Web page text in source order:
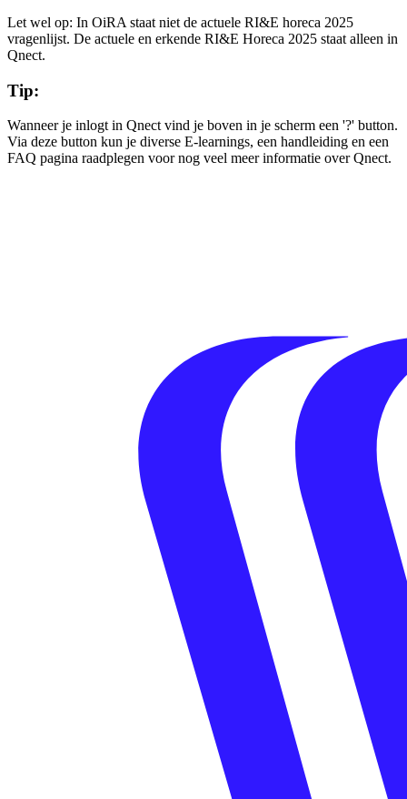
Let wel op: In OiRA staat niet de actuele RI&E horeca 2025
vragenlijst. De actuele en erkende RI&E Horeca 2025 staat alleen in
Qnect.
Tip:
Wanneer je inlogt in Qnect vind je boven in je scherm een '?' button.
Via deze button kun je diverse E-learnings, een handleiding en een
FAQ pagina raadplegen voor nog veel meer informatie over Qnect.